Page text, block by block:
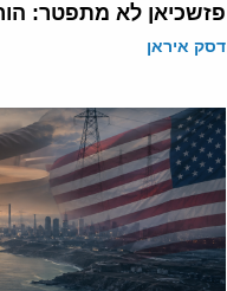
פזשכיאן לא מתפטר:
דסק איראן